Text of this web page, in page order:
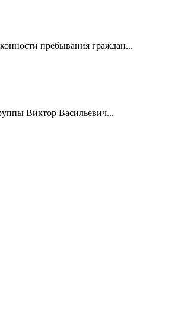
пребывания граждан...
Виктор Васильевич...